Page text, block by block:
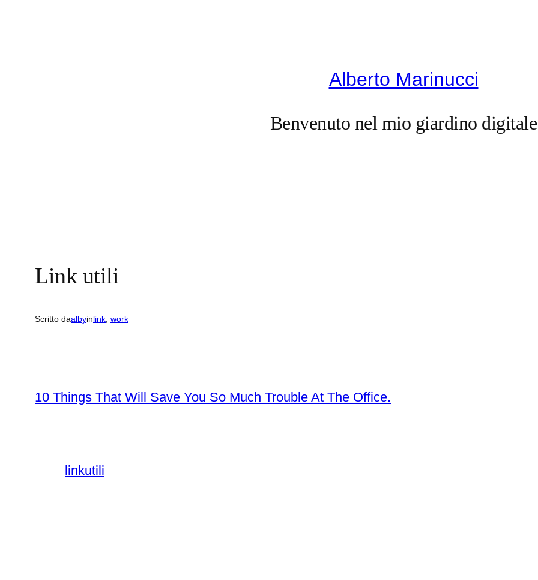
Alberto Marinucci
Benvenuto nel mio giardino digitale
Link utili
Scritto daalbyinlink work
10 Things That Will Save You So Much Trouble At The Office.
linkutili